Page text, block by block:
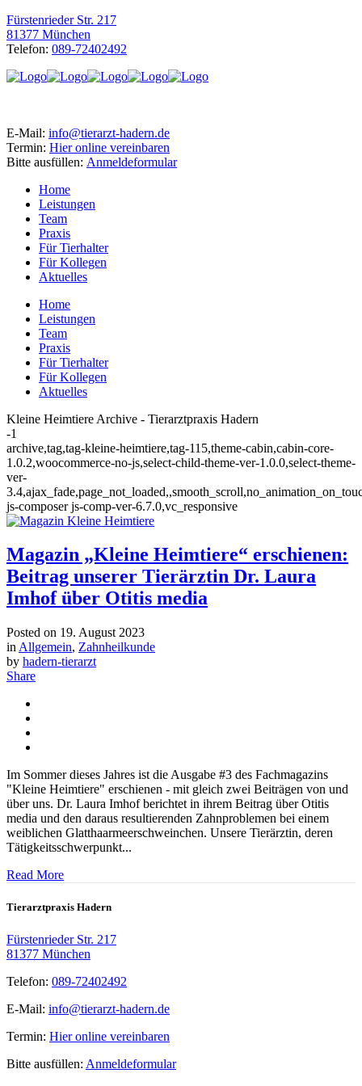
Fürstenrieder Str. 217
81377 München
Telefon: 089-72402492
E-Mail: info@tierarzt-hadern.de
Termin: Hier online vereinbaren
Bitte ausfüllen: Anmeldeformular
Home
Leistungen
Team
Praxis
Für Tierhalter
Für Kollegen
Aktuelles
Home
Leistungen
Team
Praxis
Für Tierhalter
Für Kollegen
Aktuelles
Kleine Heimtiere Archive - Tierarztpraxis Hadern
-1
archive,tag,tag-kleine-heimtiere,tag-115,theme-cabin,cabin-core-
1.0.2,woocommerce-no-js,select-child-theme-ver-1.0.0,select-theme-
ver-
js-composer js-comp-ver-6.7.0,vc_responsive
Magazin „Kleine Heimtiere“ erschienen:
Beitrag unserer Tierärztin Dr. Laura
Imhof über Otitis media
Posted on 19. August 2023
in Allgemein, Zahnheilkunde
by hadern-tierarzt
Share
Im Sommer dieses Jahres ist die Ausgabe #3 des Fachmagazins
"Kleine Heimtiere" erschienen - mit gleich zwei Beiträgen von und
über uns. Dr. Laura Imhof berichtet in ihrem Beitrag über Otitis
media und den daraus resultierenden Zahnproblemen bei einem
weiblichen Glatthaarmeerschweinchen. Unsere Tierärztin, deren
Tätigkeitsschwerpunkt...
Read More
Tierarztpraxis Hadern
Fürstenrieder Str. 217
81377 München
Telefon: 089-72402492
E-Mail: info@tierarzt-hadern.de
Termin: Hier online vereinbaren
Bitte ausfüllen: Anmeldeformular